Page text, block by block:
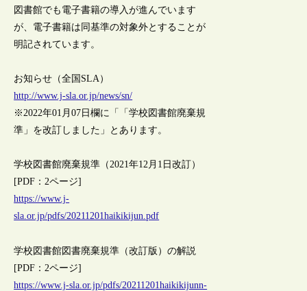
図書館でも電子書籍の導入が進んでいます
が、電子書籍は同基準の対象外とすることが
明記されています。
お知らせ（全国SLA）
http://www.j-sla.or.jp/news/sn/
※2022年01月07日欄に「「学校図書館廃棄規
準」を改訂しました」とあります。
学校図書館廃棄規準（2021年12月1日改訂）
[PDF：2ページ]
https://www.j-
sla.or.jp/pdfs/20211201haikikijun.pdf
学校図書館図書廃棄規準（改訂版）の解説
[PDF：2ページ]
https://www.j-sla.or.jp/pdfs/20211201haikikijunn-